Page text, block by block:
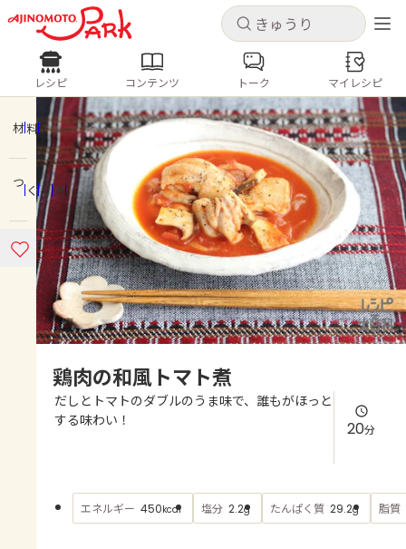
キャンセル
ログインするとレシピを保存できます
ログイン 新規登録
ホーム
コンテンツ
レシピ
よくあるお問い合わせ
AJINOMOTO PARK とは
キャンセル
レシピ コンテンツ
人気の食材・レシピ
きゅうり なす トマト
とうもろこし
ピーマン
みょうが ゴーヤ
レシピ コンテンツ トーク マイレシピ
材料
つくり方
鶏肉の和風トマト煮
だしとトマトのダブルのうま味で、誰もがほっと
する味わい！
20分
エネルギー 450kcal 塩分 2.2g たんぱく質 29.2g 脂質